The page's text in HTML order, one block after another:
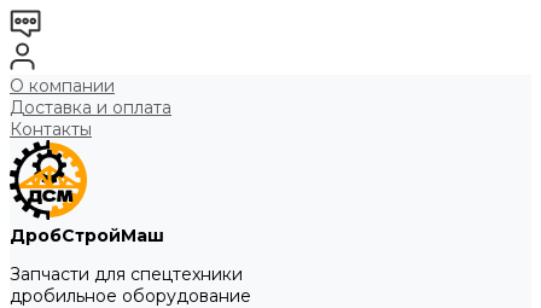
О компании
Доставка и оплата
Контакты
ДробСтройМаш
Запчасти для спецтехники
дробильное оборудование